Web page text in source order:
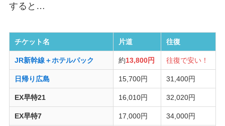
すると…
チケット名 片道 往復
JR新幹線＋ホテルパック 約13,800円 往復で安い！
日帰り広島 15,700円 31,400円
EX早特21 16,010円 32,020円
EX早特7 17,000円 34,000円